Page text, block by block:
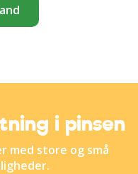
i pinsen
med store og små